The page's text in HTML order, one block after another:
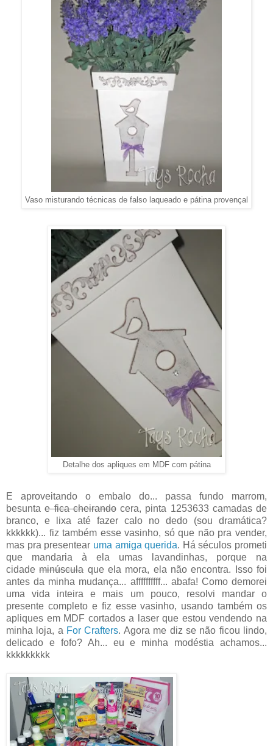
Vaso misturando técnicas de falso laqueado e pátina provençal
Detalhe dos apliques em MDF com pátina
E aproveitando o embalo do... passa fundo marrom,
besuntae fica cheirandocera, pinta 1253633 camadas de
branco, e lixa até fazer calo no dedo (sou dramática?
kkkkkk)... fiz também esse vasinho, só que não pra vender,
mas pra presentear uma amiga querida. Há séculos prometi
que mandaria à ela umas lavandinhas, porque na
cidademinúsculaque ela mora, ela não encontra. Isso foi
antes da minha mudança... affffffffff... abafa! Como demorei
uma vida inteira e mais um pouco, resolvi mandar o
presente completo e fiz esse vasinho, usando também os
apliques em MDF cortados a laser que estou vendendo na
minha loja, a For Crafters. Agora me diz se não ficou lindo,
delicado e fofo? Ah... eu e minha modéstia achamos...
kkkkkkkkk